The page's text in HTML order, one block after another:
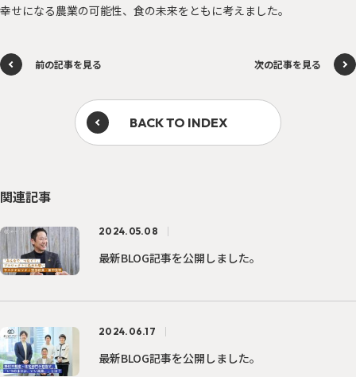
幸せになる農業の可能性、食の未来をともに考えました。
前の記事を見る
BACK TO INDEX
次の記事を見る
関連記事
2024.05.08
最新BLOG記事を公開しました。
2024.06.17
最新BLOG記事を公開しました。